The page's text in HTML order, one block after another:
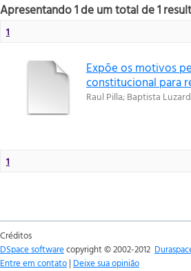
Apresentando 1 de um total de 1
1
Expõe os motivos
constitucional para
Raul Pilla;Baptista
1
Créditos
DSpace softwarecopyright © 2002-2012
Entre em contato | Deixe sua opinião